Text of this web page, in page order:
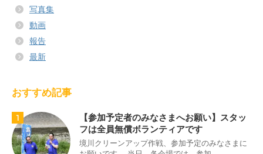
写真集
動画
報告
最新
おすすめ記事
1
【参加予定者のみなさまへお願い】スタッ
フは全員無償ボランティアです
境川クリーンアップ作戦、参加予定のみなさまに